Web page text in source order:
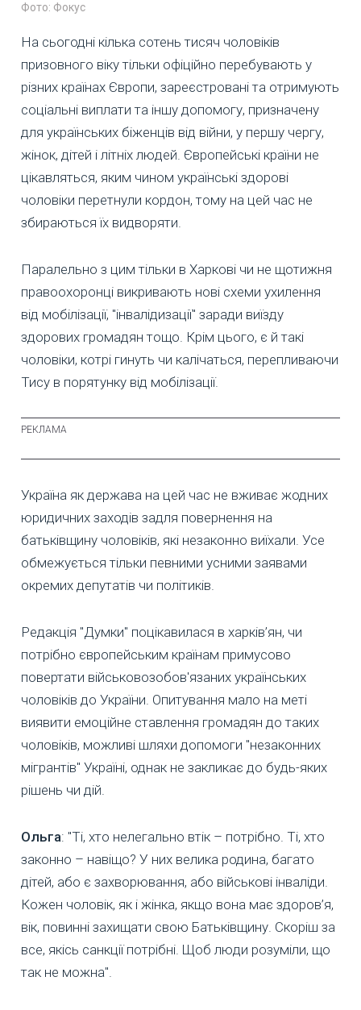
Фото: Фокус
На сьогодні кілька сотень тисяч чоловіків
призовного віку тільки офіційно перебувають у
різних країнах Європи, зареєстровані та отримують
соціальні виплати та іншу допомогу, призначену
для українських біженців від війни, у першу чергу,
жінок, дітей і літніх людей. Європейські країни не
цікавляться, яким чином українські здорові
чоловіки перетнули кордон, тому на цей час не
збираються їх видворяти.
Паралельно з цим тільки в Харкові чи не щотижня
правоохоронці викривають нові схеми ухилення
від мобілізації, "інвалідизації" заради виїзду
здорових громадян тощо. Крім цього, є й такі
чоловіки, котрі гинуть чи калічаться, перепливаючи
Тису в порятунку від мобілізації.
Україна як держава на цей час не вживає жодних
юридичних заходів задля повернення на
батьківщину чоловіків, які незаконно виїхали. Усе
обмежується тільки певними усними заявами
окремих депутатів чи політиків.
Редакція "Думки" поцікавилася в харків’ян, чи
потрібно європейським країнам примусово
повертати військовозобов'язаних українських
чоловіків до України. Опитування мало на меті
виявити емоційне ставлення громадян до таких
чоловіків, можливі шляхи допомоги "незаконних
мігрантів" Україні, однак не закликає до будь-яких
рішень чи дій.
Ольга: "Ті, хто нелегально втік – потрібно. Ті, хто
законно – навіщо? У них велика родина, багато
дітей, або є захворювання, або військові інваліди.
Кожен чоловік, як і жінка, якщо вона має здоров’я,
вік, повинні захищати свою Батьківщину. Скоріш за
все, якісь санкції потрібні. Щоб люди розуміли, що
так не можна".